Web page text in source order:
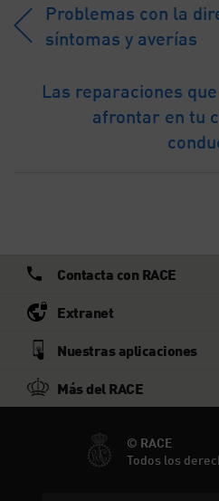
Problemas con la
síntomas y averías
Las reparaciones
afrontar en tu
Contacta con RACE
Extranet
Nuestras aplicaciones
Más del RACE
© RACE
Todos los